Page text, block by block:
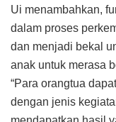
Ui menambahkan,
dalam proses
dan menjadi bekal
anak untuk merasa
“Para orangtua
dengan jenis